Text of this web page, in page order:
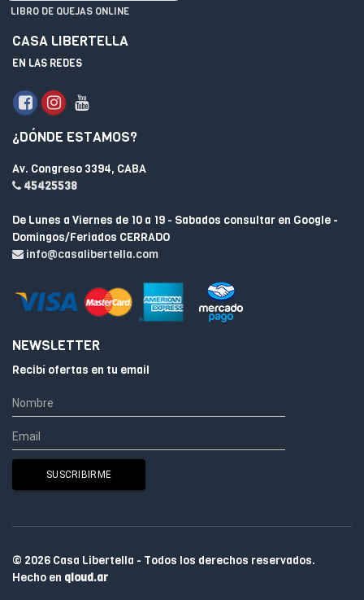
LIBRO DE QUEJAS ONLINE
CASA LIBERTELLA
EN LAS REDES
¿DÓNDE ESTAMOS?
Av. Congreso 3394, CABA
45425538
De Lunes a Viernes de 10 a 19 - Sabados consultar en Google -
Domingos/Feriados CERRADO
info@casalibertella.com
NEWSLETTER
Recibí ofertas en tu email
© 2026 Casa Libertella - Todos los derechos reservados.
Hecho en qloud.ar